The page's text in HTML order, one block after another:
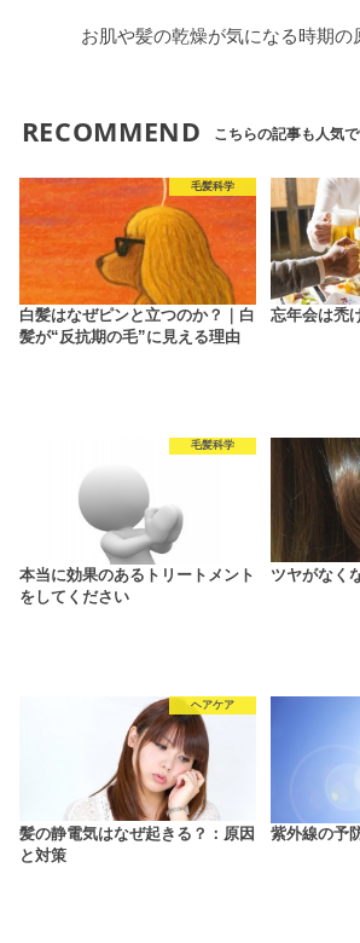
お肌や髪の乾燥が気になる時期の
RECOMMEND こちらの記事も人気で
毛髪科学
白髪はなぜピンと立つのか？｜白
髪が“反抗期の毛”に見える理由
忘年会は禿
毛髪科学
本当に効果のあるトリートメント
をしてください
ツヤがなく
ヘアケア
髪の静電気はなぜ起きる？：原因
と対策
紫外線の予